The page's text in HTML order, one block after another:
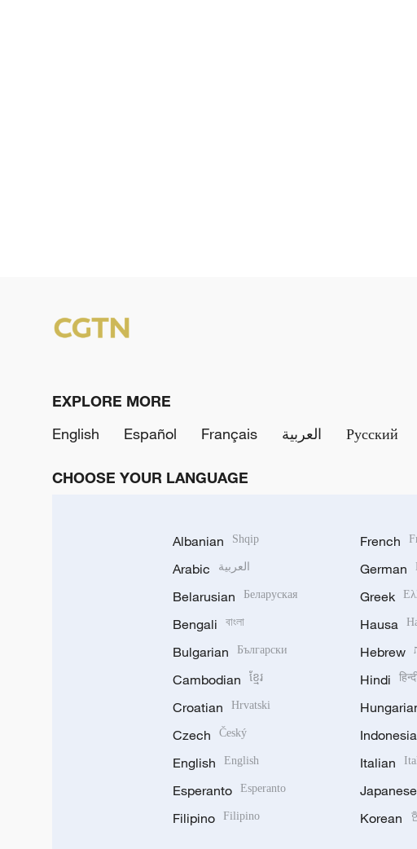
EXPLORE MORE
English
Español Français العربية Русский
CHOOSE YOUR LANGUAGE
Albanian Shqip
Arabic العربية
Belarusian Беларуская
Bengali বাংলা
Bulgarian Български
Cambodian ខ្មែរ
Croatian Hrvatski
Czech Český
English English
Esperanto Esperanto
Filipino Filipino
French
German
Greek
Hausa
Hebrew
Hindi
Italian
Japanese
Korean